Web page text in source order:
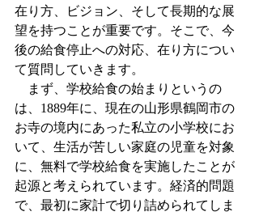
在り方、ビジョン、そして長期的な展
望を持つことが重要です。そこで、今
後の給食停止への対応、在り方につい
て質問していきます。
まず、学校給食の始まりというの
は、1889年に、現在の山形県鶴岡市の
お寺の境内にあった私立の小学校にお
いて、生活が苦しい家庭の児童を対象
に、無料で学校給食を実施したことが
起源と考えられています。経済的問題
で、最初に家計で切り詰められてしま